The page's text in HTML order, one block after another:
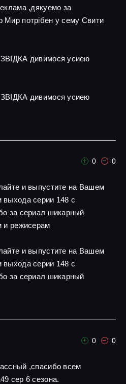
,дякуемо за
потрібен у сему Свити
дивимося усиею
дивимося усиею
0 0
и выпустите на Вашем
серии 148 с
за сериал шикарный
и режисерам
и выпустите на Вашем
серии 148 с
за сериал шикарный
0 0
,спасибо всем
сер 6 сезона.